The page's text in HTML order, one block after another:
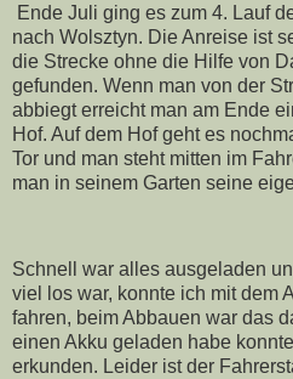
Ende Juli ging es zum 4. Lauf
nach Wolsztyn. Die Anreise ist
die Strecke ohne die Hilfe von
gefunden. Wenn man von der
abbiegt erreicht man am Ende
Hof. Auf dem Hof geht es
Tor und man steht mitten im
man in seinem Garten seine
Schnell war alles ausgeladen
viel los war, konnte ich mit dem
fahren, beim Abbauen war das
einen Akku geladen habe
erkunden. Leider ist der